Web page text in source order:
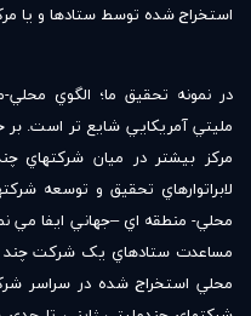
استخراج شده توسط ستادها و يا
در نمونه تحقيق ما؛ الگوي
مليتي آمريکايي شايع تر است.
مرکز بيشتر در ميان شرکتهاي
لابراتوارهاي تحقيق و توسعه
محلي- منطقه اي –جهاني ايفا مي
مساعدت ستادهاي يک شرکت چند
محلي استخراج شده در سراسر